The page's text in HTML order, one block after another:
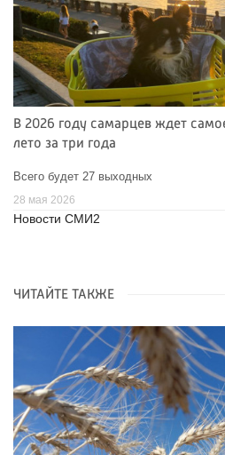
В 2026 году самарцев ждет
лето за три года
Всего будет 27 выходных
28 мая 2026
Новости СМИ2
ЧИТАЙТЕ ТАКЖЕ